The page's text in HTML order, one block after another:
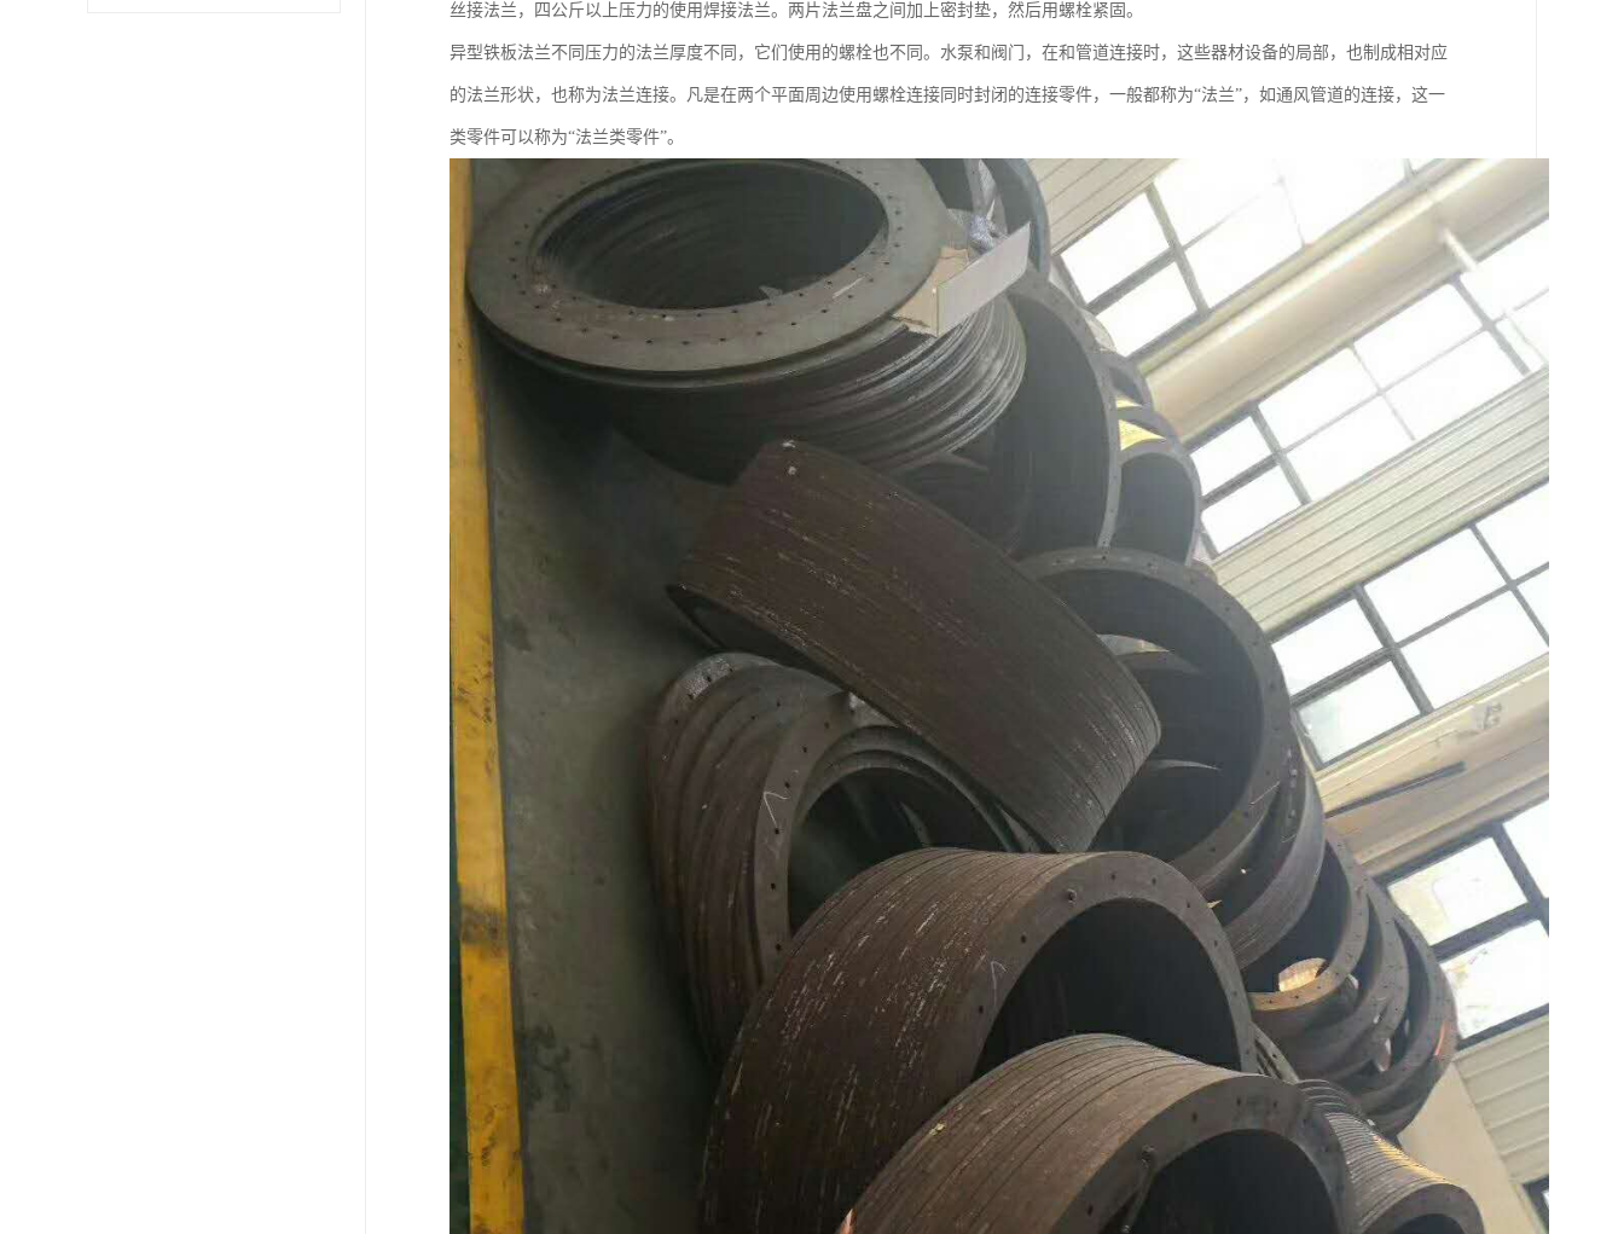
丝接法兰，四公斤以上压力的使用焊接法兰。两片法兰盘之间加上密封垫，然后用螺栓紧固。
异型铁板法兰不同压力的法兰厚度不同，它们使用的螺栓也不同。水泵和阀门，在和管道连接时，这些器材设备的局部，也制成相对应
的法兰形状，也称为法兰连接。凡是在两个平面周边使用螺栓连接同时封闭的连接零件，一般都称为“法兰”，如通风管道的连接，这一
类零件可以称为“法兰类零件”。